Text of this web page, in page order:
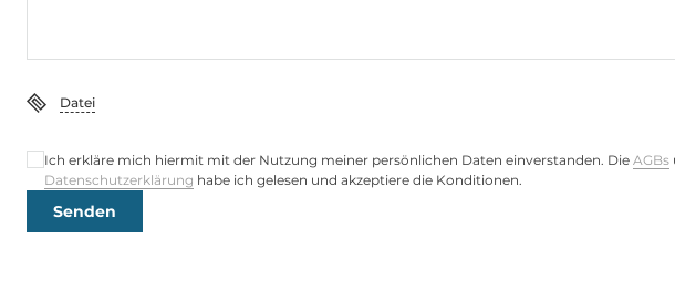
Datei
Ich erkläre mich hiermit mit der Nutzung meiner persönlichen Daten einverstanden. Die AGBs
Datenschutzerklärung habe ich gelesen und akzeptiere die Konditionen.
Senden